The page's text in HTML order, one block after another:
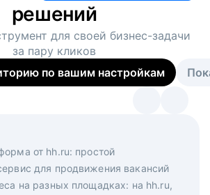
решений
для своей бизнес-задачи
за пару кликов
по вашим настройкам
от hh.ru: простой
для продвижения вакансий
на разных площадках: на hh.ru,
для вакансий на главной странице
количество откликов
под ключ. Решите, сколько
вам нужно, и за дело возьмутся
и проектные менеджеры
digital-инструментов